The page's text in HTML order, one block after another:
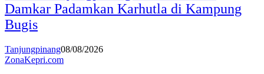
Damkar Padamkan Karhutla di Kampung
Bugis
Tanjungpinang08/08/2026
ZonaKepri.com